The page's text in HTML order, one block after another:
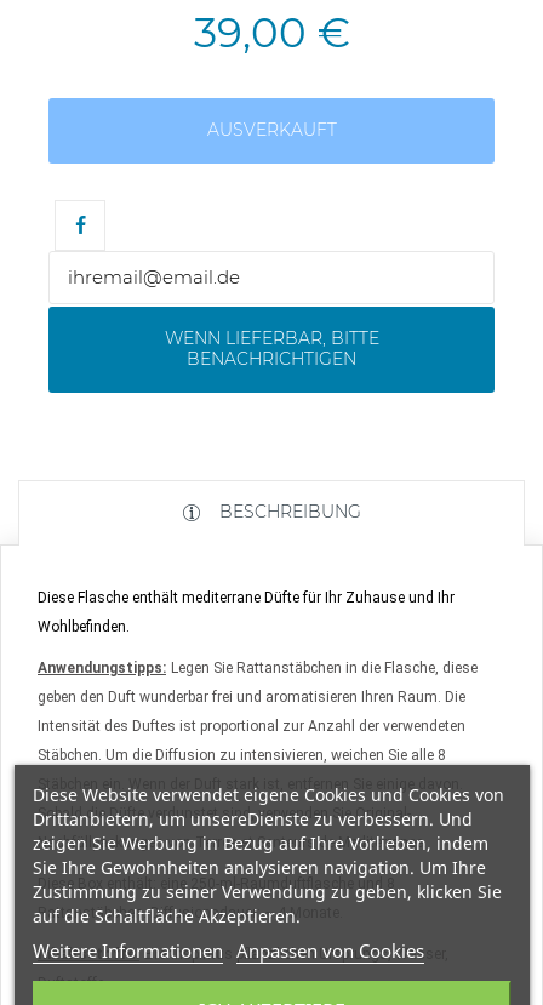
39,00 €
AUSVERKAUFT
WENN LIEFERBAR, BITTE
BENACHRICHTIGEN
BESCHREIBUNG
Diese Flasche enthält mediterrane Düfte für Ihr Zuhause und Ihr
Wohlbefinden.
Anwendungstipps: Legen Sie Rattanstäbchen in die Flasche, diese
geben den Duft wunderbar frei und aromatisieren Ihren Raum. Die
Intensität des Duftes ist proportional zur Anzahl der verwendeten
Stäbchen. Um die Diffusion zu intensivieren, weichen Sie alle 8
Sobald die Düfte verdunstet sind, verwenden Sie Original-
Nachfüllpackungen von Terres et Senteurs de Mediterranee.
Diese Box enthält: eine 250-ml-Raumduftflasche und 8
Rattanstäbchen. Diffusionsdauer: ~ 4 Monate.
Inhaltsstoffe: Brennspiritus pflanzlichen Ursprungs, Wasser,
Duftstoffe.
Diese Website verwendet eigene Cookies und Cookies von
Drittanbietern, um unsereDienste zu verbessern. Und
zeigen Sie Werbung in Bezug auf Ihre Vorlieben, indem
Sie Ihre Gewohnheiten analysieren navigation. Um Ihre
Zustimmung zu seiner Verwendung zu geben, klicken Sie
auf die Schaltfläche Akzeptieren.
Weitere Informationen Anpassen von Cookies